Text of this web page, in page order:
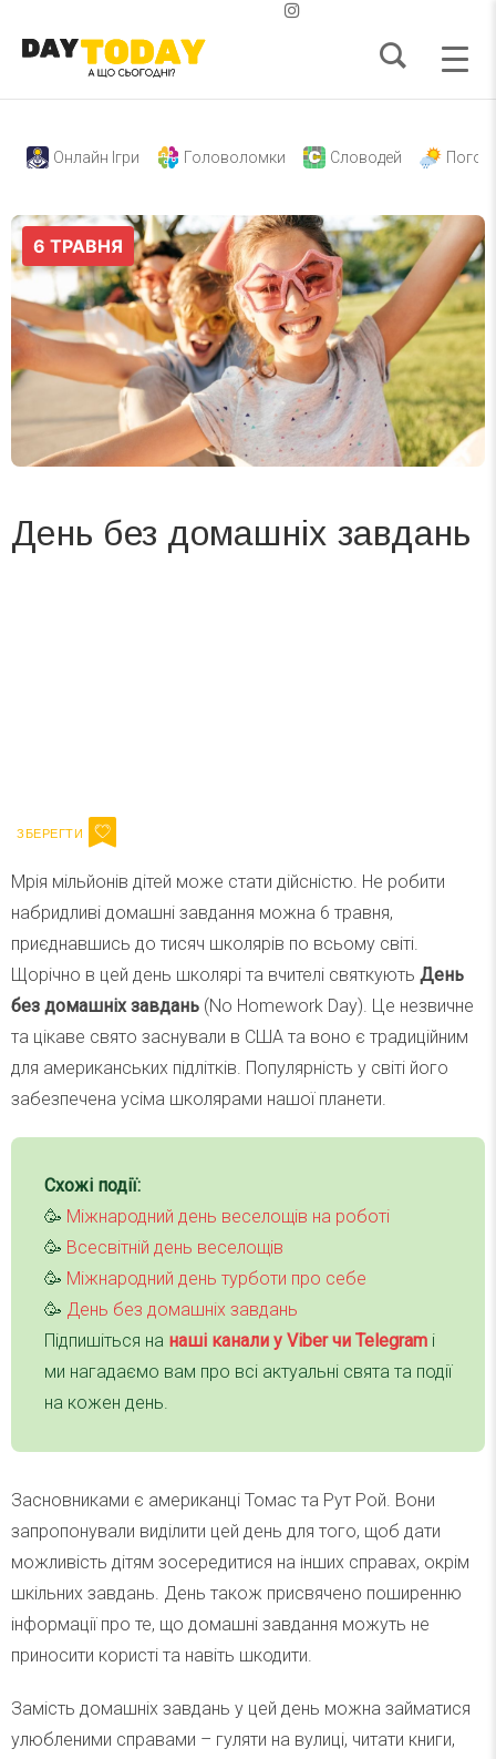
Онлайн Ігри Головоломки Словодей
День без домашніх завдань
Мрія мільйонів дітей може стати дійсністю. Не робити
набридливі домашні завдання можна 6 травня,
приєднавшись до тисяч школярів по всьому світі.
Щорічно в цей день школярі та вчителі святкують День
без домашніх завдань (No Homework Day). Це незвичне
та цікаве свято заснували в США та воно є традиційним
для американських підлітків. Популярність у світі його
забезпечена усіма школярами нашої планети.
Схожі події:
🥳 Міжнародний день веселощів на роботі
🥳 Всесвітній день веселощів
🥳 Міжнародний день турботи про себе
🥳 День без домашніх завдань
Підпишіться на наші канали у Viber чи Telegram і
ми нагадаємо вам про всі актуальні свята та події
на кожен день.
Засновниками є американці Томас та Рут Рой. Вони
запропонували виділити цей день для того, щоб дати
можливість дітям зосередитися на інших справах, окрім
шкільних завдань. День також присвячено поширенню
інформації про те, що домашні завдання можуть не
приносити користі та навіть шкодити.
Замість домашніх завдань у цей день можна займатися
улюбленими справами – гуляти на вулиці, читати книги,